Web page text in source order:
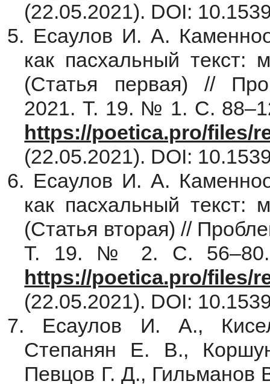
(22.05.2021). DOI:
5. Есаулов И. А.
как пасхальный текст:
(Статья первая) //
2021. Т. 19. № 1. С.
https://poetica.pro/files/
(22.05.2021). DOI:
6. Есаулов И. А.
как пасхальный текст:
(Статья вторая) //
Т. 19. № 2. С. 56–80.
https://poetica.pro/files/
(22.05.2021). DOI:
7. Есаулов И. А.,
Степанян Е. В.,
Певцов Г. Д., Гильманов